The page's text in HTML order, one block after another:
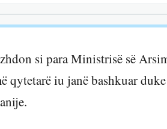
si para Ministrisë së
qytetarë iu janë bashkuar